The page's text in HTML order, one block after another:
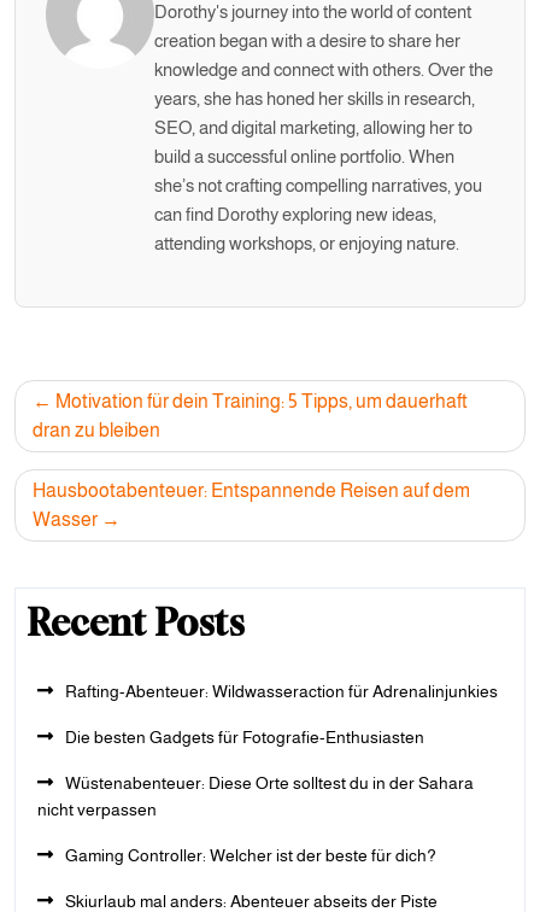
Dorothy's journey into the world of content
creation began with a desire to share her
knowledge and connect with others. Over the
years, she has honed her skills in research,
SEO, and digital marketing, allowing her to
build a successful online portfolio. When
she’s not crafting compelling narratives, you
can find Dorothy exploring new ideas,
attending workshops, or enjoying nature.
Post
navigation
Motivation für dein Training: 5 Tipps, um dauerhaft
dran zu bleiben
Hausbootabenteuer: Entspannende Reisen auf dem
Wasser
Recent Posts
Rafting-Abenteuer: Wildwasseraction für Adrenalinjunkies
Die besten Gadgets für Fotografie-Enthusiasten
Wüstenabenteuer: Diese Orte solltest du in der Sahara
nicht verpassen
Gaming Controller: Welcher ist der beste für dich?
Skiurlaub mal anders: Abenteuer abseits der Piste